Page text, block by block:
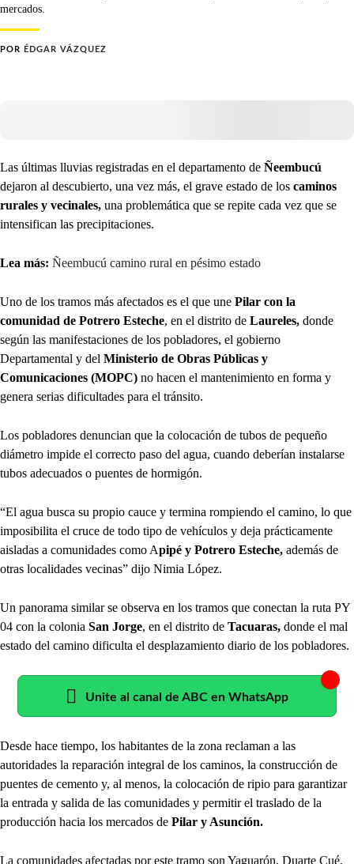
mercados.
POR ÉDGAR VÁZQUEZ
Las últimas lluvias registradas en el departamento de Ñeembucú
dejaron al descubierto, una vez más, el grave estado de los caminos
rurales y vecinales, una problemática que se repite cada vez que se
intensifican las precipitaciones.
Lea más: Ñeembucú camino rural en pésimo estado
Uno de los tramos más afectados es el que une Pilar con la
comunidad de Potrero Esteche, en el distrito de Laureles, donde
según las manifestaciones de los pobladores, el gobierno
Departamental y del Ministerio de Obras Públicas y
Comunicaciones (MOPC) no hacen el mantenimiento en forma y
genera serias dificultades para el tránsito.
Los pobladores denuncian que la colocación de tubos de pequeño
diámetro impide el correcto paso del agua, cuando deberían instalarse
tubos adecuados o puentes de hormigón.
“El agua busca su propio cauce y termina rompiendo el camino, lo que
imposibilita el cruce de todo tipo de vehículos y deja prácticamente
aisladas a comunidades como Apipé y Potrero Esteche, además de
otras localidades vecinas” dijo Nimia López.
Un panorama similar se observa en los tramos que conectan la ruta PY
04 con la colonia San Jorge, en el distrito de Tacuaras, donde el mal
estado del camino dificulta el desplazamiento diario de los pobladores.
Unite al canal de ABC en WhatsApp
Desde hace tiempo, los habitantes de la zona reclaman a las
autoridades la reparación integral de los caminos, la construcción de
puentes de cemento y, al menos, la colocación de ripio para garantizar
la entrada y salida de las comunidades y permitir el traslado de la
producción hacia los mercados de Pilar y Asunción.
La comunidades afectadas por este tramo son Yaguarón, Duarte Cué,